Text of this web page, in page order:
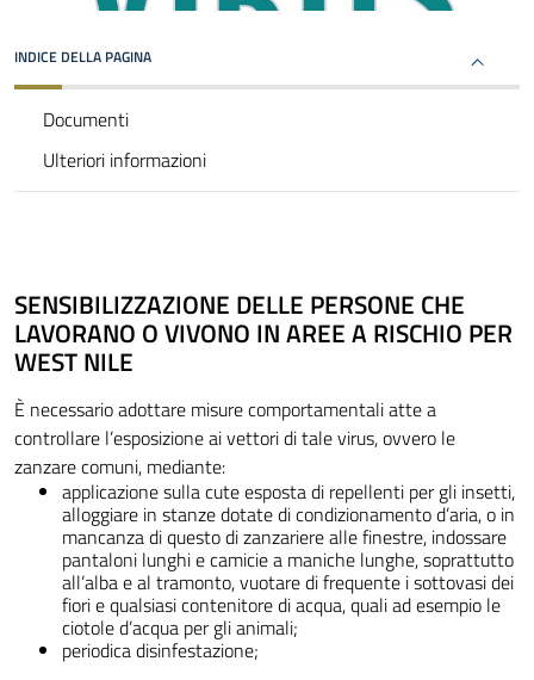
INDICE DELLA PAGINA
Documenti
Ulteriori informazioni
SENSIBILIZZAZIONE DELLE PERSONE CHE
LAVORANO O VIVONO IN AREE A RISCHIO PER
WEST NILE
È necessario adottare misure comportamentali atte a
controllare l’esposizione ai vettori di tale virus, ovvero le
zanzare comuni, mediante:
applicazione sulla cute esposta di repellenti per gli insetti,
alloggiare in stanze dotate di condizionamento d’aria, o in
mancanza di questo di zanzariere alle finestre, indossare
pantaloni lunghi e camicie a maniche lunghe, soprattutto
all’alba e al tramonto, vuotare di frequente i sottovasi dei
fiori e qualsiasi contenitore di acqua, quali ad esempio le
ciotole d’acqua per gli animali;
periodica disinfestazione;